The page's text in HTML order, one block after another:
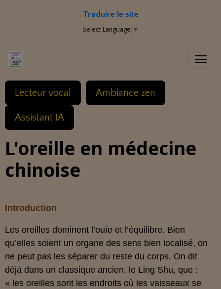
Traduire le site
Select Language ▼
Lecteur vocal Ambiance zen
Assistant IA
L'oreille en médecine
chinoise
Introduction
Les oreilles dominent l’ouïe et l’équilibre. Bien
qu’elles soient un organe des sens bien localisé, on
ne peut pas les séparer du reste du corps. On dit
déjà dans un classique ancien, le Ling Shu, que :
« les oreilles sont les endroits où les vaisseaux se